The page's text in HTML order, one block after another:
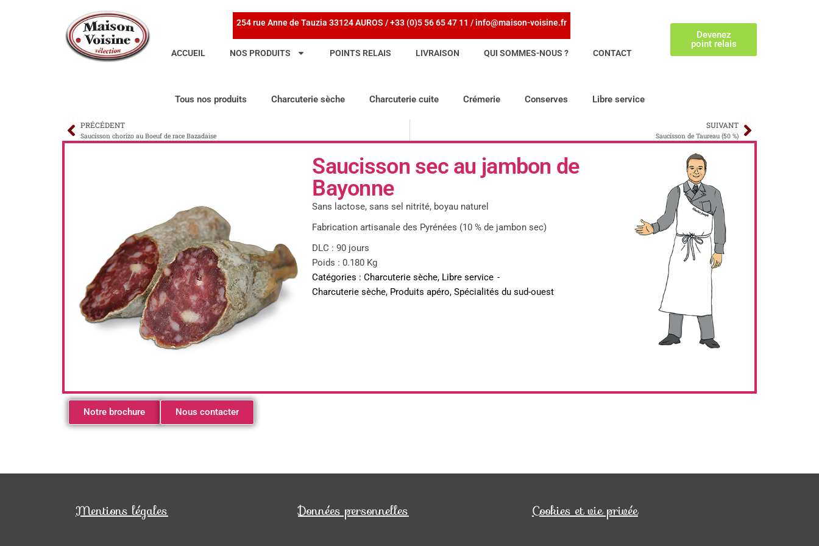
254 rue Anne de Tauzia 33124 AUROS / +33 (0)5 56 65 47 11 / info@maison-voisine.fr
ACCUEIL NOS PRODUITS POINTS RELAIS LIVRAISON QUI SOMMES-NOUS ? CONTACT
Devenez
point relais
Tous nos produits Charcuterie sèche Charcuterie cuite Crémerie Conserves Libre service
PRÉCÉDENT
Saucisson chorizo au Boeuf de race Bazadaise
SUIVANT
Saucisson de Taureau (50 %)
Saucisson sec au jambon de
Bayonne
Sans lactose, sans sel nitrité, boyau naturel
Fabrication artisanale des Pyrénées (10 % de jambon sec)
DLC : 90 jours
Poids : 0.180 Kg
Catégories : Charcuterie sèche, Libre service -
Charcuterie sèche, Produits apéro,Spécialités du sud-ouest
Notre brochure Nous contacter
Mentions légales Données personnelles Cookies et vie privée